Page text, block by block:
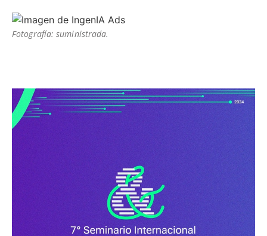
Fotografía: suministrada.